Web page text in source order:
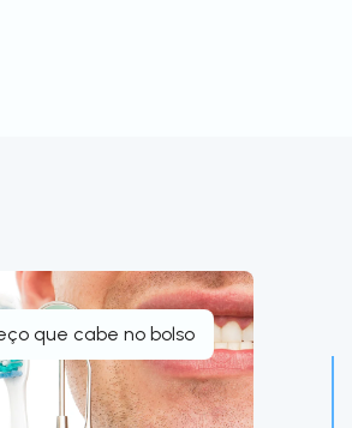
que cabe no bolso